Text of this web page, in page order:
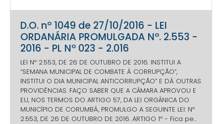
D.O. nº 1049 de 27/10/2016 - LEI
ORDANÁRIA PROMULGADA Nº. 2.553 -
2016 - PL Nº 023 - 2.016
LEI Nº 2.553, DE 26 DE OUTUBRO DE 2016. INSTITUI A
“SEMANA MUNICIPAL DE COMBATE À CORRUPÇÃO”,
INSTITUI O DIA MUNICIPAL ANTICORRUPÇÃO” E DÁ OUTRAS
PROVIDÊNCIAS. FAÇO SABER QUE A CÂMARA APROVOU E
EU, NOS TERMOS DO ARTIGO 57, DA LEI ORGÂNICA DO
MUNICÍPIO DE CORUMBÁ, PROMULGO A SEGUINTE LEI: Nº
2.553, DE 26 DE OUTUBRO DE 2016. ARTIGO 1º - Fica pe...